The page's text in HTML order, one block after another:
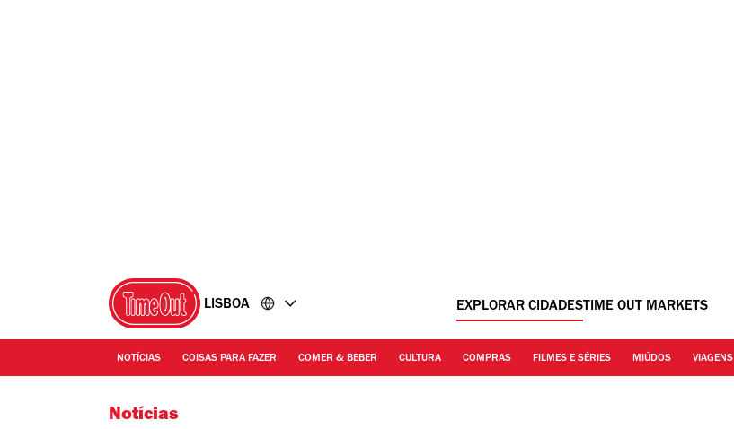
LISBOA EXPLORAR CIDADESTIME OUT MARKETS
NOTÍCIAS COISAS PARA FAZER COMER & BEBER CULTURA COMPRAS FILMES E SÉRIES MIÚDOS VIAGENS
Notícias